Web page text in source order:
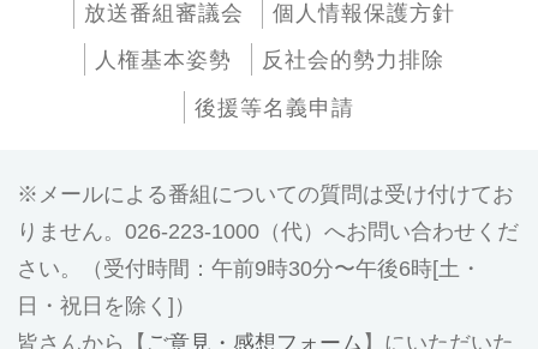
放送番組審議会
個人情報保護方針
人権基本姿勢
反社会的勢力排除
後援等名義申請
メールによる番組についての質問は受け付けてお
りません。026-223-1000（代）へお問い合わせくだ
さい。（受付時間：午前9時30分〜午後6時[土・
日・祝日を除く]）
皆さんから【 ご意見・感想フォーム 】にいただいた